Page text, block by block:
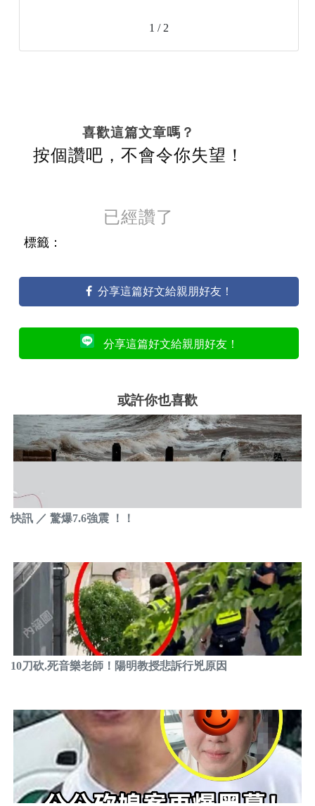
1 / 2
喜歡這篇文章嗎？
按個讚吧，不會令你失望！
已經讚了
標籤：
分享這篇好文給親朋好友！
分享這篇好文給親朋好友！
或許你也喜歡
快訊 ／ 驚爆7.6強震 ！！
10刀砍.死音樂老師！陽明教授悲訴行兇原因